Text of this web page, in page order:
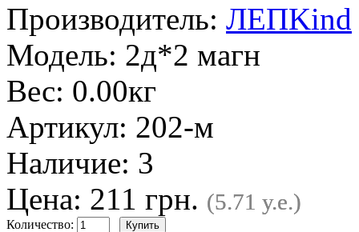
Производитель: ЛЕПKind
Модель: 2д*2 магн
Вес: 0.00кг
Артикул: 202-м
Наличие: 3
Цена: 211 грн. (5.71 у.е.)
Количество: